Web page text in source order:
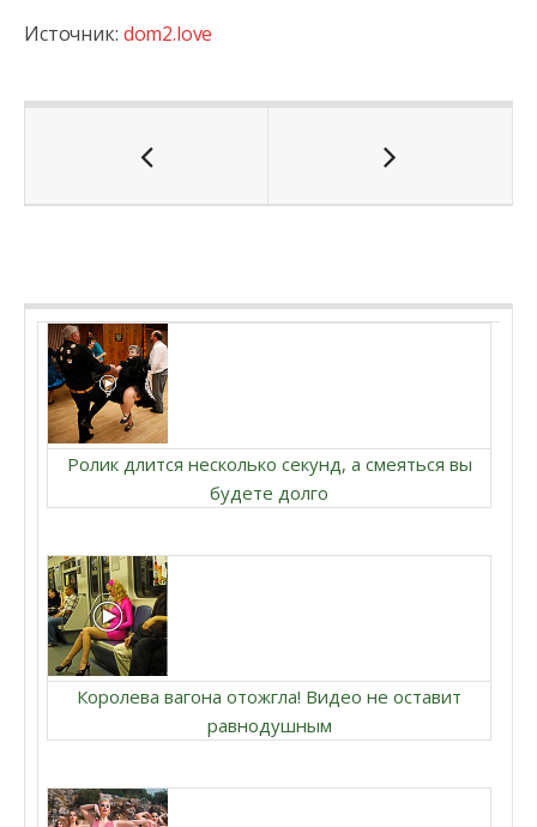
Источник: dom2.love
Ролик длится несколько секунд, а смеяться вы
будете долго
Королева вагона отожгла! Видео не оставит
равнодушным